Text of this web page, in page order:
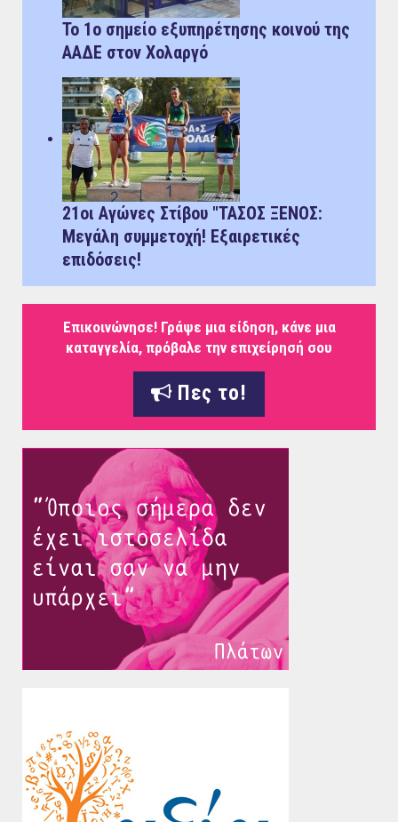
Το 1ο σημείο εξυπηρέτησης κοινού της
ΑΑΔΕ στον Χολαργό
21οι Αγώνες Στίβου "ΤΑΣΟΣ ΞΕΝΟΣ:
Μεγάλη συμμετοχή! Εξαιρετικές
επιδόσεις!
Επικοινώνησε! Γράψε μια είδηση, κάνε μια
καταγγελία, πρόβαλε την επιχείρησή σου
Πες το!